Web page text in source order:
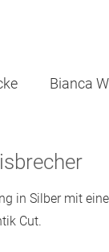
Bianca
in Silber mit
Cut.